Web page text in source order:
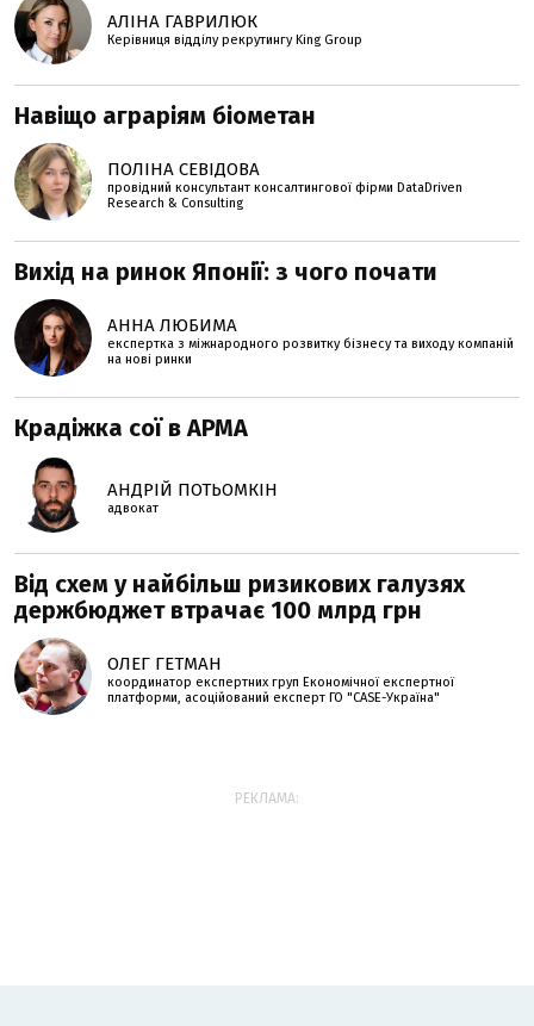
АЛІНА ГАВРИЛЮК
Керівниця відділу рекрутингу King Group
Навіщо аграріям біометан
ПОЛІНА СЕВІДОВА
провідний консультант консалтингової фірми DataDriven
Research & Consulting
Вихід на ринок Японії: з чого почати
АННА ЛЮБИМА
експертка з міжнародного розвитку бізнесу та виходу компаній
на нові ринки
Крадіжка сої в АРМА
АНДРІЙ ПОТЬОМКІН
адвокат
Від схем у найбільш ризикових галузях
держбюджет втрачає 100 млрд грн
ОЛЕГ ГЕТМАН
координатор експертних груп Економічної експертної
платформи, асоційований експерт ГО "CASE-Україна"
РЕКЛАМА: